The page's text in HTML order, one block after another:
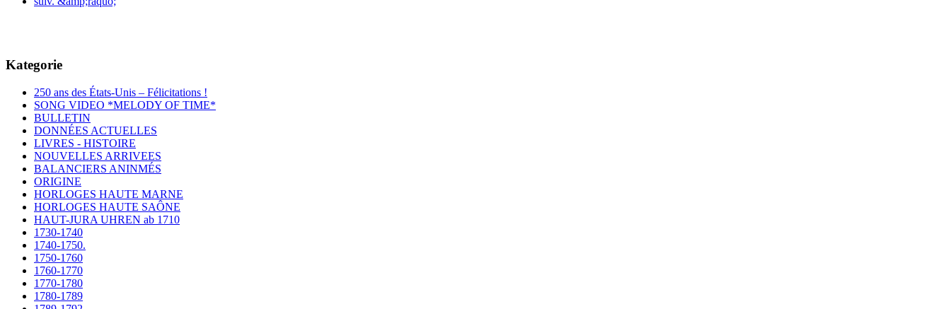
Kategorie
250 ans des États-Unis – Félicitations !
SONG VIDEO *MELODY OF TIME*
BULLETIN
DONNÉES ACTUELLES
LIVRES - HISTOIRE
NOUVELLES ARRIVEES
BALANCIERS ANINMÉS
ORIGINE
HORLOGES HAUTE MARNE
HORLOGES HAUTE SAÔNE
HAUT-JURA UHREN ab 1710
1730-1740
1740-1750.
1750-1760
1760-1770
1770-1780
1780-1789